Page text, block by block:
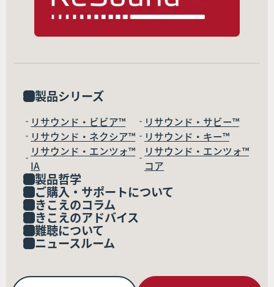
製品シリーズ
リサウンド・ビビア™
リサウンド・サビー™
リサウンド・ネクシア™
リサウンド・キー™
リサウンド・エンツォ™
IA
リサウンド・エンツォ™
コア
製品哲学
ご購入・サポートについて
きこえのコラム
きこえのアドバイス
難聴について
ニュースルーム